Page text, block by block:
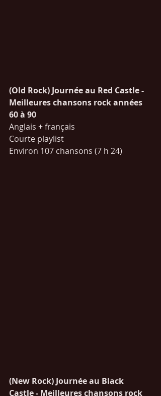
(Old Rock) Journée au Red Castle -
Meilleures chansons rock années
60 à 90
Anglais + français
Courte playlist
Environ 107 chansons (7 h 24)
(New Rock) Journée au Black
Castle - Meilleures chansons rock